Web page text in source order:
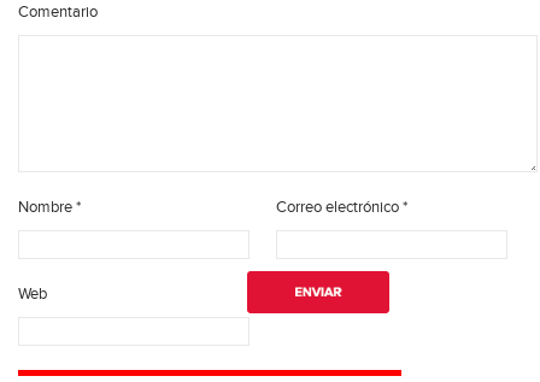
Comentario
Nombre* Correo electrónico*
Web